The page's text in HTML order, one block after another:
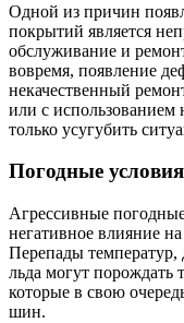
Одной из причин
покрытий является
обслуживание и
вовремя, появление
некачественный
или с использованием
только усугубить
Погодные условия
Агрессивные
негативное влияние
Перепады температур,
льда могут
которые в свою
шин.